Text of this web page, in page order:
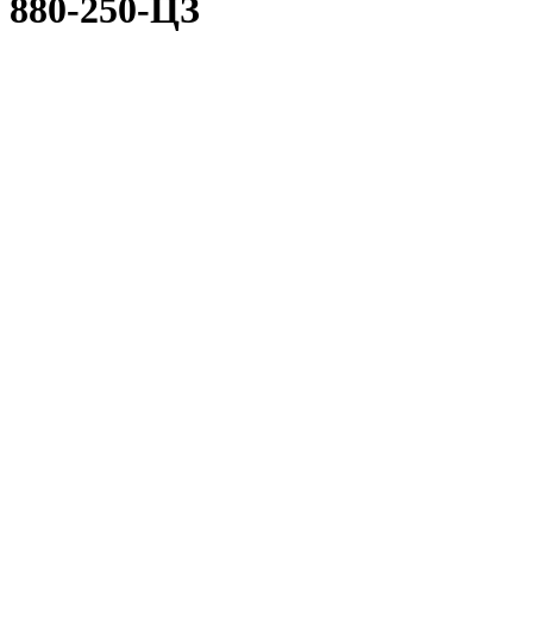
880-250-ЦЗ